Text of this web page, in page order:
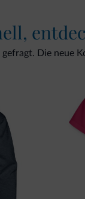
gefragt. Die neue